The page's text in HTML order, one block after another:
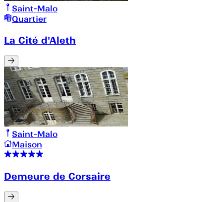
Saint-Malo
Quartier
La Cité d'Aleth
Saint-Malo
Maison
Demeure de Corsaire